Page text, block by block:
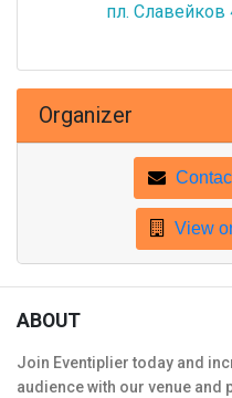
пл. Славейков
Organizer
View
ABOUT
Join Eventiplier today and
audience with our venue